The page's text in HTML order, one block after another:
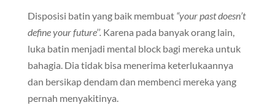
Disposisi batin yang baik membuat “your past doesn’t
define your future’’. Karena pada banyak orang lain,
luka batin menjadi mental block bagi mereka untuk
bahagia. Dia tidak bisa menerima keterlukaannya
dan bersikap dendam dan membenci mereka yang
pernah menyakitinya.